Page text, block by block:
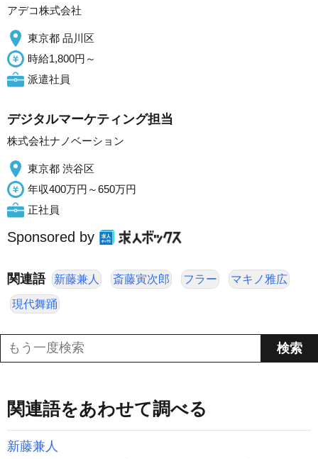
アデコ株式会社
東京都 品川区
時給1,800円～
派遣社員
デジタルマーケティング担当
株式会社ナノベーション
東京都 渋谷区
年収400万円～650万円
正社員
Sponsored by
関連語 新藤兼人 斎藤寅次郎 フラー マキノ雅広
現代舞踊
関連語をあわせて調べる
新藤兼人